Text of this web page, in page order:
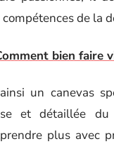
compétences de la
bien faire
un canevas
et détaillée
plus avec